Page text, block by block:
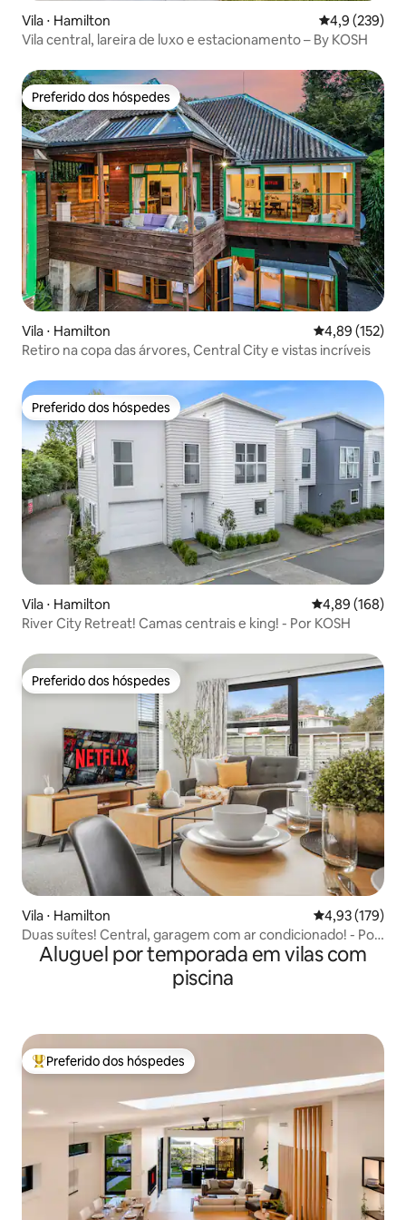
Vila ⋅ Hamilton 4,9 de uma
4,9 (239)
Vila central, lareira de luxo e estacionamento – By KOSH
Preferido dos hóspedes
Preferido dos hóspedes
Vila ⋅ Hamilton 4,89 de uma
4,89 (152)
Retiro na copa das árvores, Central City e vistas incríveis
Preferido dos hóspedes
Preferido dos hóspedes
Vila ⋅ Hamilton 4,89 de uma
4,89 (168)
River City Retreat! Camas centrais e king! - Por KOSH
Preferido dos hóspedes
Preferido dos hóspedes
Vila ⋅ Hamilton 4,93 de uma
4,93 (179)
Duas suítes! Central, garagem com ar condicionado! - Por
KOSH
Aluguel por temporada em vilas com
piscina
Entre os melhores preferidos dos hóspedes
Preferido dos hóspedes